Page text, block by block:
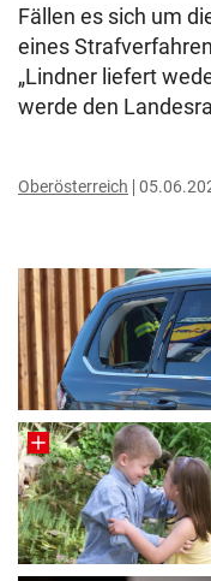
Fällen es sich um
eines
„Lindner liefert
werde den
Oberösterreich